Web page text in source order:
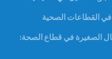
في القطاعات الصحية
الصغيرة في قطاع الصحة: